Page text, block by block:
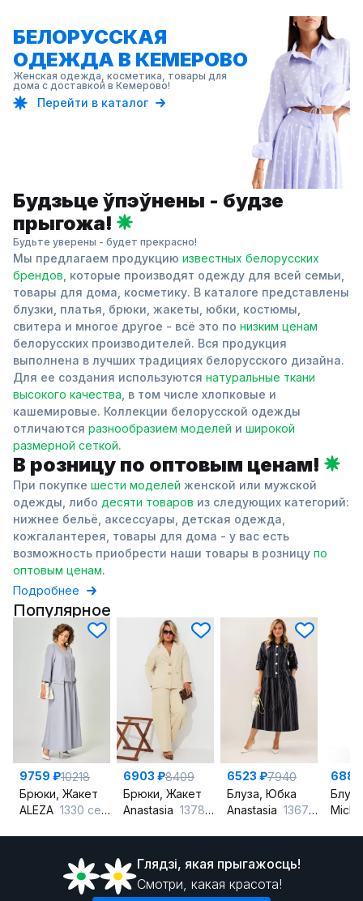
БЕЛОРУССКАЯ
ОДЕЖДА В КЕМЕРОВО
Женская одежда, косметика, товары для
дома с доставкой в Кемерово!
Перейти в каталог
Будзьце ўпэўнены - будзе
прыгожа!
Будьте уверены - будет прекрасно!
Мы предлагаем продукцию известных белорусских
брендов , которые производят одежду для всей семьи,
товары для дома, косметику. В каталоге представлены
блузки, платья, брюки, жакеты, юбки, костюмы,
свитера и многое другое - всё это по низким ценам
белорусских производителей. Вся продукция
выполнена в лучших традициях белорусского дизайна.
Для ее создания используются натуральные ткани
высокого качества , в том числе хлопковые и
кашемировые. Коллекции белорусской одежды
отличаются разнообразием моделей и широкой
размерной сеткой.
В розницу по оптовым ценам!
При покупке шести моделей женской или мужской
одежды, либо десяти товаров из следующих категорий:
нижнее бельё, аксессуары, детская одежда,
кожгалантерея, товары для дома - у вас есть
возможность приобрести наши товары в розницу по
оптовым ценам.
Подробнее
Популярное
9759 ₽10218
Брюки, Жакет
ALEZA 1330 серо-голубой
6903 ₽8409
Брюки, Жакет
Anastasia 1378 сливочный
6523 ₽7940
Блуза, Юбка
Anastasia 1367 синий
Глядзi, якая прыгажосць!
Смотри, какая красота!